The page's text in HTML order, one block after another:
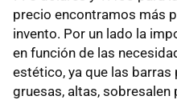
precio encontramos más
invento. Por un lado la
en función de las
estético, ya que las
gruesas, altas,